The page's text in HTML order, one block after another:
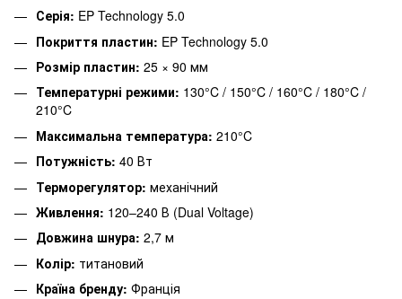
Серія: EP Technology 5.0
Покриття пластин: EP Technology 5.0
Розмір пластин: 25 × 90 мм
Температурні режими: 130°C / 150°C / 160°C / 180°C /
210°C
Максимальна температура: 210°C
Потужність: 40 Вт
Терморегулятор: механічний
Живлення: 120–240 В (Dual Voltage)
Довжина шнура: 2,7 м
Колір: титановий
Країна бренду: Франція